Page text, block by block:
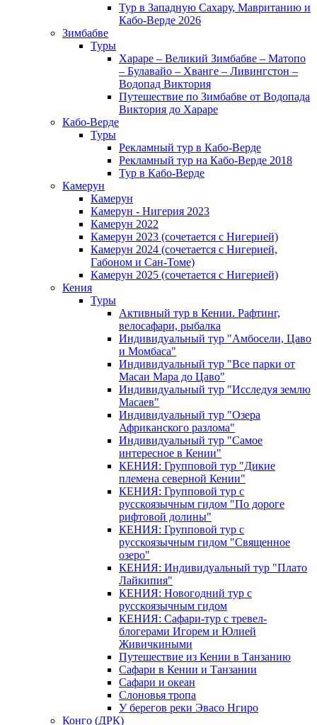
Тур в Западную Сахару, Мавританию и
Кабо-Верде 2026
Зимбабве
Туры
Хараре – Великий Зимбабве – Матопо
– Булавайо – Хванге – Ливингстон –
Водопад Виктория
Путешествие по Зимбабве от Водопада
Виктория до Хараре
Кабо-Верде
Туры
Рекламный тур в Кабо-Верде
Рекламный тур на Кабо-Верде 2018
Тур в Кабо-Верде
Камерун
Камерун
Камерун - Нигерия 2023
Камерун 2022
Камерун 2023 (сочетается с Нигерией)
Камерун 2024 (сочетается с Нигерией,
Габоном и Сан-Томе)
Камерун 2025 (сочетается с Нигерией)
Кения
Туры
Активный тур в Кении. Рафтинг,
велосафари, рыбалка
Индивидуальный тур "Амбосели, Цаво
и Момбаса"
Индивидуальный тур "Все парки от
Масаи Мара до Цаво"
Индивидуальный тур "Исследуя землю
Масаев"
Индивидуальный тур "Озера
Африканского разлома"
Индивидуальный тур "Самое
интересное в Кении"
КЕНИЯ: Групповой тур "Дикие
племена северной Кении"
КЕНИЯ: Групповой тур с
русскоязычным гидом "По дороге
рифтовой долины"
КЕНИЯ: Групповой тур с
русскоязычным гидом "Священное
озеро"
КЕНИЯ: Индивидуальный тур "Плато
Лайкипия"
КЕНИЯ: Новогодний тур с
русскоязычным гидом
КЕНИЯ: Сафари-тур с тревел-
блогерами Игорем и Юлией
Живичкиными
Путешествие из Кении в Танзанию
Сафари в Кении и Танзании
Сафари и океан
Слоновья тропа
У берегов реки Эвасо Нгиро
Конго (ДРК)